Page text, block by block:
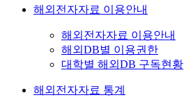
해외전자자료 이용안내
해외전자자료 이용안내
해외DB별 이용권한
대학별 해외DB 구독현황
해외전자자료 통계